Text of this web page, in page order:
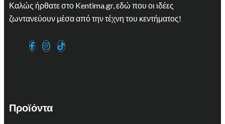
Καλώς ήρθατε στο Kentima.gr, εδώ που οι ιδέες
ζωντανεύουν μέσα από την τέχνη του κεντήματος!
Προϊόντα